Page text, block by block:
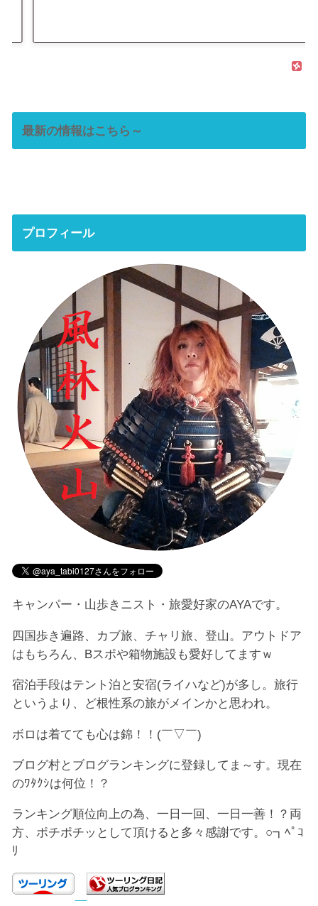
最新の情報はこちら～
プロフィール
キャンパー・山歩きニスト・旅愛好家のAYAです。
四国歩き遍路、カブ旅、チャリ旅、登山。アウトドア
はもちろん、Bスポや箱物施設も愛好してますｗ
宿泊手段はテント泊と安宿(ライハなど)が多し。旅行
というより、ど根性系の旅がメインかと思われ。
ボロは着てても心は錦！！(￣▽￣)
ブログ村とブログランキングに登録してま～す。現在
のﾜﾀｸｼは何位！？
ランキング順位向上の為、一日一回、一日一善！？両
方、ポチポチッとして頂けると多々感謝です。○┓ﾍﾟｺ
ﾘ